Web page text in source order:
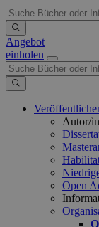
Angebot
einholen
Autor/
Open